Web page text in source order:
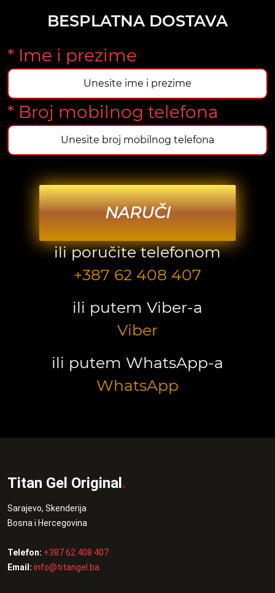
BESPLATNA DOSTAVA
* Ime i prezime
* Broj mobilnog telefona
NARUČI
ili poručite telefonom
+387 62 408 407
ili putem Viber-a
Viber
ili putem WhatsApp-a
WhatsApp
Titan Gel Original.
Sarajevo, Skenderija
Bosna i Hercegovina
Telefon: +387 62 408 407
Email: info@titangel.ba